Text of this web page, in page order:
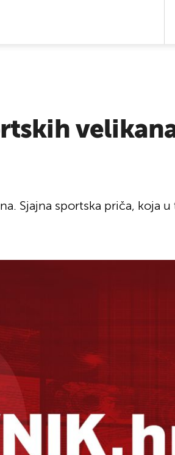
Sjajna sportska priča, koja